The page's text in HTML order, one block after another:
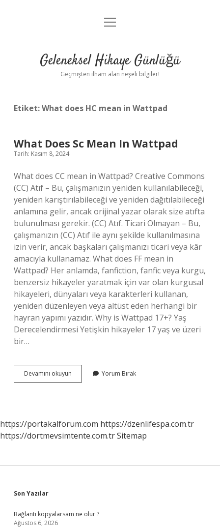
Anasayfa
Yasal Uyarı
menüyü
Geleneksel Hikaye Günlüğü
Geçmişten ilham alan neşeli bilgiler!
Etiket:What does HC mean in Wattpad
What Does Sc Mean In Wattpad
Tarih: Kasım 8, 2024
What does CC mean in Wattpad? Creative Commons
(CC) Atıf – Bu, çalışmanızın yeniden kullanılabileceği,
yeniden karıştırılabileceği ve yeniden dağıtılabileceği
anlamına gelir, ancak orijinal yazar olarak size atıfta
bulunulması gerekir. (CC) Atıf. Ticari Olmayan – Bu,
çalışmanızın (CC) Atıf ile aynı şekilde kullanılmasına
izin verir, ancak başkaları çalışmanızı ticari veya kâr
amacıyla kullanamaz. What does FF mean in
Wattpad? Her anlamda, fanfiction, fanfic veya kurgu,
benzersiz hikayeler yaratmak için var olan kurgusal
hikayeleri, dünyaları veya karakterleri kullanan,
yeniden düzenleyen veya altüst eden herhangi bir
hayran yapımı yazıdır. Why is Wattpad 17+? Yaş
Derecelendirmesi Yetişkin hikayeler 17 yaş ve üzeri
bir…
Devamını okuyun
Does
Yorum Bırak
https://portakalforum.com https://dzenlifespa.com.tr
https://dortmevsimtente.com.trSitemap
Sidebar
Son Yazılar
Bağlantı kopyalarsam ne olur ?
Ağustos 6, 2026